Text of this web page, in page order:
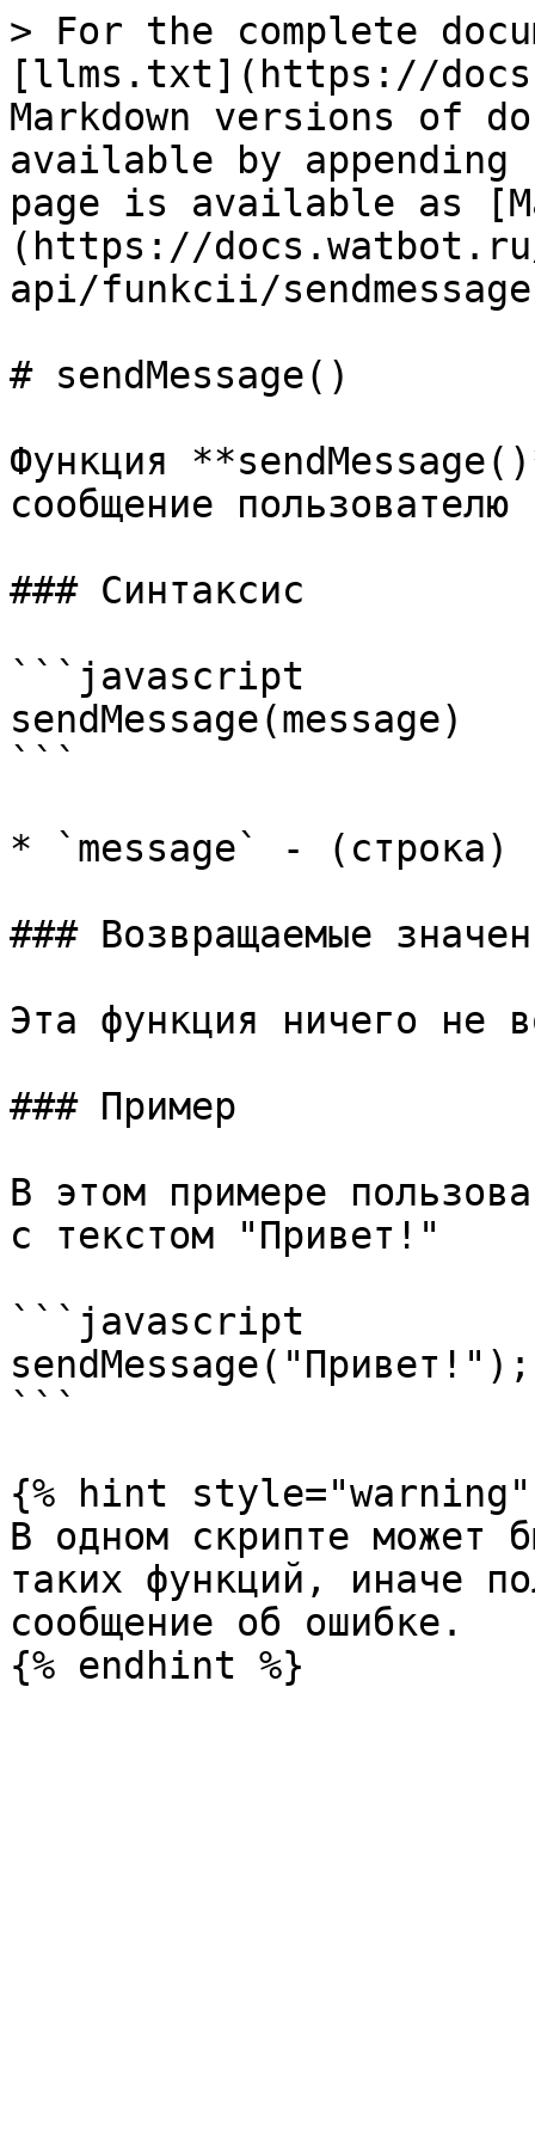
> For the complete
[llms.txt](https://
Markdown versions of
available by
page is available as
(https://
api/funkcii/
# sendMessage()
Функция
сообщение
### Синтаксис
```javascript
sendMessage(message)
```
* `message` - (строка)
### Возвращаемые
Эта функция ничего не
### Пример
В этом примере
с текстом "Привет!"
```javascript
sendMessage("Привет!");
```
{% hint style="warning"
В одном скрипте может
таких функций, иначе
сообщение об ошибке.